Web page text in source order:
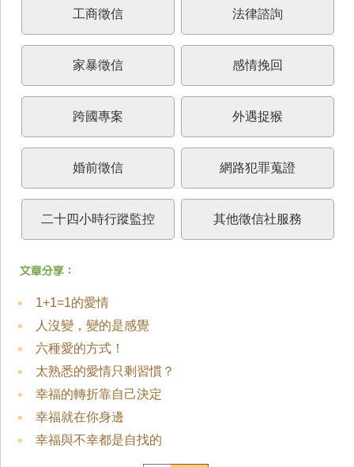
工商徵信 法律諮詢
家暴徵信 感情挽回
跨國專案 外遇捉猴
婚前徵信 網路犯罪蒐證
二十四小時行蹤監控 其他徵信社服務
1+1=1的愛情
人沒變，變的是感覺
六種愛的方式！
太熟悉的愛情只剩習慣？
幸福的轉折靠自己決定
幸福就在你身邊
幸福與不幸都是自找的